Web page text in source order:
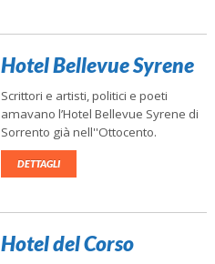
Hotel Bellevue Syrene
Scrittori e artisti, politici e poeti
amavano l’Hotel Bellevue Syrene di
Sorrento già nell''Ottocento.
DETTAGLI
Hotel del Corso